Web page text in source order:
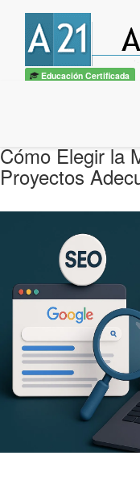
Educación Certificada
Cómo Elegir la
Proyectos